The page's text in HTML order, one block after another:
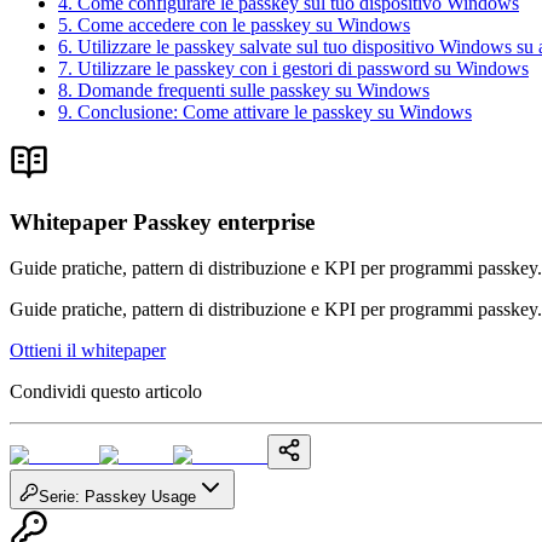
5. Come accedere con le passkey su Windows
6. Utilizzare le passkey salvate sul tuo dispositivo Windows su
7. Utilizzare le passkey con i gestori di password su Windows
8. Domande frequenti sulle passkey su Windows
9. Conclusione: Come attivare le passkey su Windows
Whitepaper Passkey enterprise
Guide pratiche, pattern di distribuzione e KPI per programmi passkey.
Guide pratiche, pattern di distribuzione e KPI per programmi passkey.
Ottieni il whitepaper
Condividi questo articolo
Serie: Passkey Usage